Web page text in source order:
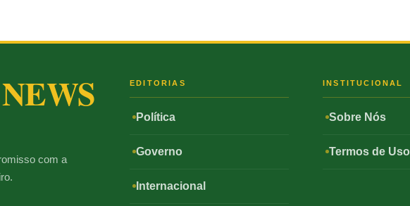
NEWS
com a
EDITORIAS
Política
Governo
Internacional
INSTITUCIONAL
Sobre Nós
Termos de Uso